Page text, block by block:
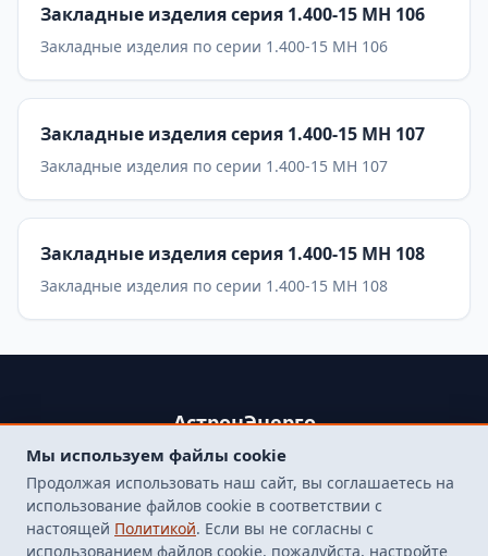
Закладные изделия серия 1.400-15 МН 106
Закладные изделия по серии 1.400-15 МН 106
Закладные изделия серия 1.400-15 МН 107
Закладные изделия по серии 1.400-15 МН 107
Закладные изделия серия 1.400-15 МН 108
Закладные изделия по серии 1.400-15 МН 108
АстронЭнерго
+79250499357 , +74998417015
107564, г. Москва, пр-д Погонный, д. 1 к. 9, помещение 10Н.
Бесплатная доставка до терминала транспортной
компанией в Москве
Мы используем файлы cookie
Продолжая использовать наш сайт, вы соглашаетесь на
использование файлов cookie в соответствии с
настоящей Политикой. Если вы не согласны с
использованием файлов cookie, пожалуйста, настройте